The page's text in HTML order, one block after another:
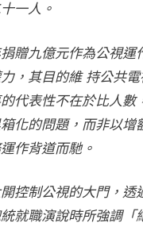
一人。
贈九億元作為公視
，其目的維 持公共
代表性不在於比人
化的問題，而非以
作背道而馳。
控制公視的大門，
就職演說時所強調